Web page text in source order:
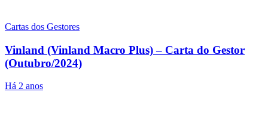
Cartas dos Gestores
Vinland (Vinland Macro Plus) – Carta do Gestor
(Outubro/2024)
Há 2 anos